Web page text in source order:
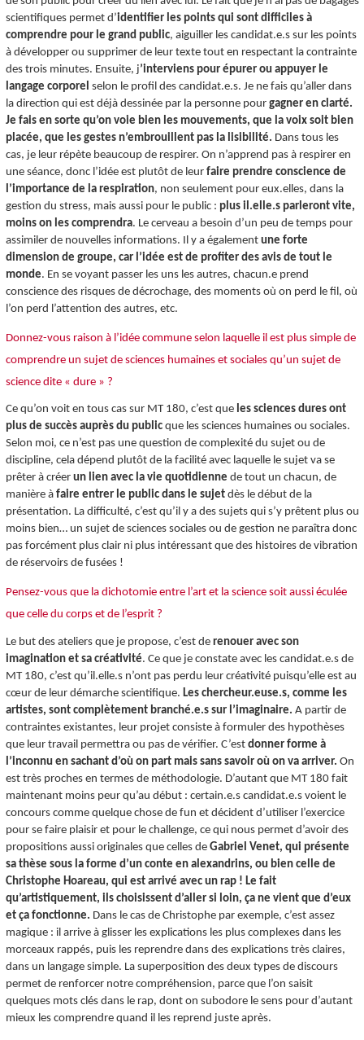
scientifiques permet d’identifier les points qui sont difficiles à
comprendre pour le grand public, aiguiller les candidat.e.s sur les points
à développer ou supprimer de leur texte tout en respectant la contrainte
des trois minutes. Ensuite, j’interviens pour épurer ou appuyer le
langage corporel selon le profil des candidat.e.s. Je ne fais qu’aller dans
la direction qui est déjà dessinée par la personne pour gagner en clarté.
Je fais en sorte qu’on voie bien les mouvements, que la voix soit bien
placée, que les gestes n’embrouillent pas la lisibilité. Dans tous les
cas, je leur répète beaucoup de respirer. On n’apprend pas à respirer en
une séance, donc l’idée est plutôt de leur faire prendre conscience de
l’importance de la respiration, non seulement pour eux.elles, dans la
gestion du stress, mais aussi pour le public : plus il.elle.s parleront vite,
moins on les comprendra. Le cerveau a besoin d’un peu de temps pour
assimiler de nouvelles informations. Il y a également une forte
dimension de groupe, car l’idée est de profiter des avis de tout le
monde. En se voyant passer les uns les autres, chacun.e prend
conscience des risques de décrochage, des moments où on perd le fil, où
l’on perd l’attention des autres, etc.
Donnez-vous raison à l’idée commune selon laquelle il est plus simple de
comprendre un sujet de sciences humaines et sociales qu’un sujet de
science dite « dure » ?
Ce qu’on voit en tous cas sur MT 180, c’est que les sciences dures ont
plus de succès auprès du publicque les sciences humaines ou sociales.
Selon moi, ce n’est pas une question de complexité du sujet ou de
discipline, cela dépend plutôt de la facilité avec laquelle le sujet va se
prêter à créer un lien avec la vie quotidienne de tout un chacun, de
manière àfaire entrer le public dans le sujet dès le début de la
présentation. La difficulté, c’est qu’il y a des sujets qui s’y prêtent plus ou
moins bien… un sujet de sciences sociales ou de gestion ne paraîtra donc
pas forcément plus clair ni plus intéressant que des histoires de vibration
de réservoirs de fusées !
Pensez-vous que la dichotomie entre l’art et la science soit aussi éculée
que celle du corps et de l’esprit ?
Le but des ateliers que je propose, c’est de renouer avec son
imagination et sa créativité. Ce que je constate avec les candidat.e.s de
MT 180, c’est qu’il.elle.s n’ont pas perdu leur créativité puisqu’elle est au
cœur de leur démarche scientifique. Les chercheur.euse.s, comme les
artistes, sont complètement branché.e.s sur l’imaginaire. A partir de
contraintes existantes, leur projet consiste à formuler des hypothèses
que leur travail permettra ou pas de vérifier. C’est donner forme à
l’inconnu en sachant d’où on part mais sans savoir où on va arriver. On
est très proches en termes de méthodologie. D’autant que MT 180 fait
maintenant moins peur qu’au début : certain.e.s candidat.e.s voient le
concours comme quelque chose de fun et décident d’utiliser l’exercice
pour se faire plaisir et pour le challenge, ce qui nous permet d’avoir des
propositions aussi originales que celles de Gabriel Venet, qui présente
sa thèse sous la forme d’un conte en alexandrins, ou bien celle de
Christophe Hoareau, qui est arrivé avec un rap ! Le fait
qu’artistiquement, ils choisissent d’aller si loin, ça ne vient que d’eux
et ça fonctionne. Dans le cas de Christophe par exemple, c’est assez
magique : il arrive à glisser les explications les plus complexes dans les
morceaux rappés, puis les reprendre dans des explications très claires,
dans un langage simple. La superposition des deux types de discours
permet de renforcer notre compréhension, parce que l’on saisit
quelques mots clés dans le rap, dont on subodore le sens pour d’autant
mieux les comprendre quand il les reprend juste après.